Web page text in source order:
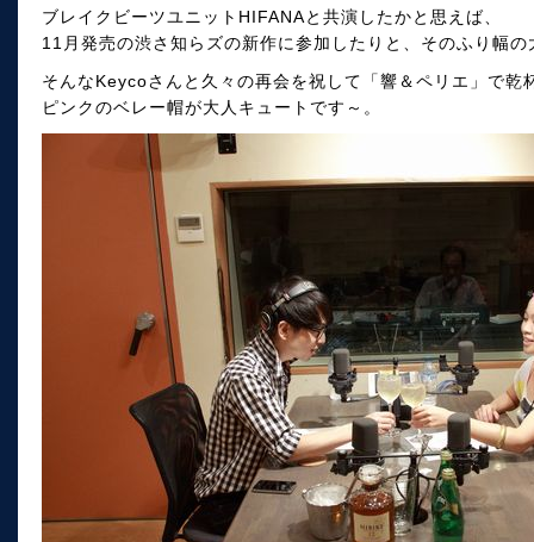
ブレイクビーツユニットHIFANAと共演したかと思えば、
11月発売の渋さ知らズの新作に参加したりと、そのふり幅
そんなKeycoさんと久々の再会を祝して「響＆ペリエ」で乾
ピンクのベレー帽が大人キュートです～。